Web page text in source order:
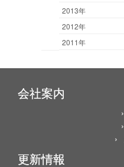
2013年
2012年
2011年
会社案内
更新情報